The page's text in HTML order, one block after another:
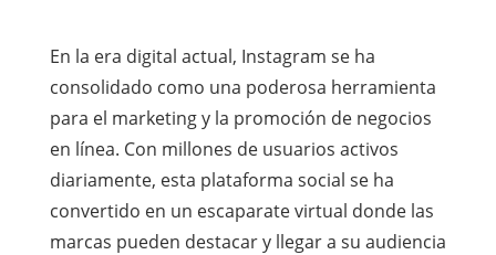
En la era digital actual, Instagram se ha
consolidado como una poderosa herramienta
para el marketing y la promoción de negocios
en línea. Con millones de usuarios activos
diariamente, esta plataforma social se ha
convertido en un escaparate virtual donde las
marcas pueden destacar y llegar a su audiencia